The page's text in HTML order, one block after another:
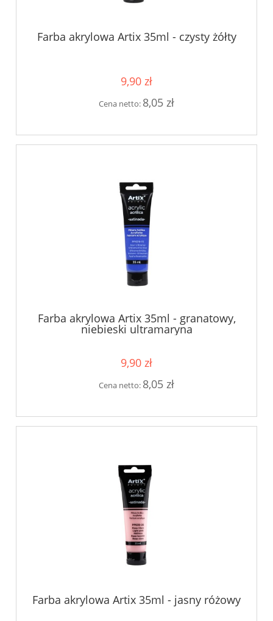
Farba akrylowa Artix 35ml - czysty żółty
9,90 zł
Cena netto: 8,05 zł
Farba akrylowa Artix 35ml - granatowy,
niebieski ultramaryna
9,90 zł
Cena netto: 8,05 zł
Farba akrylowa Artix 35ml - jasny różowy